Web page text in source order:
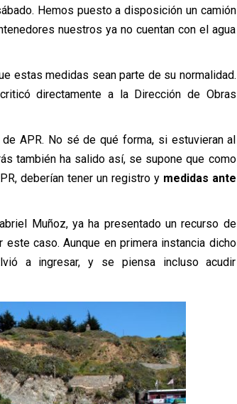
Hemos puesto a disposición un camión
nuestros ya no cuentan con el agua
estas medidas sean parte de su normalidad.
directamente a la Dirección de Obras
APR. No sé de qué forma, si estuvieran al
también ha salido así, se supone que como
deberían tener un registro y medidas ante
Muñoz, ya ha presentado un recurso de
caso. Aunque en primera instancia dicho
a ingresar, y se piensa incluso acudir